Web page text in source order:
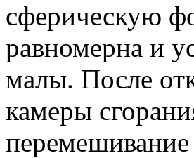
сферическую
равномерна и
малы. После
камеры
перемешивание